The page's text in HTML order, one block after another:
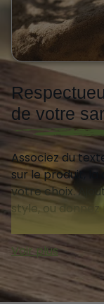
de votre
Associez du
sur le produit,
votre choix.
style, ou donnez